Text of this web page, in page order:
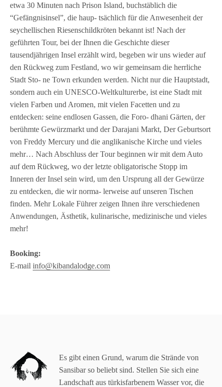
etwa 30 Minuten nach Prison Island, buchstäblich die
“Gefängnisinsel”, die haup- tsächlich für die Anwesenheit der
seychellischen Riesenschildkröten bekannt ist! Nach der
geführten Tour, bei der Ihnen die Geschichte dieser
tausendjährigen Insel erzählt wird, begeben wir uns wieder auf
den Rückweg zum Festland, wo wir gemeinsam die herrliche
Stadt Sto- ne Town erkunden werden. Nicht nur die Hauptstadt,
sondern auch ein UNESCO-Weltkulturerbe, ist eine Stadt mit
vielen Farben und Aromen, mit vielen Facetten und zu
entdecken: seine endlosen Gassen, die Foro- dhani Gärten, der
berühmte Gewürzmarkt und der Darajani Markt, Der Geburtsort
von Freddy Mercury und die anglikanische Kirche und vieles
mehr… Nach Abschluss der Tour beginnen wir mit dem Auto
auf dem Rückweg, wo der letzte obligatorische Stopp im
Inneren der Insel sein wird, um den Ursprung all der Gewürze
zu entdecken, die wir norma- lerweise auf unseren Tischen
finden. Mehr Lokale Führer zeigen Ihnen ihre verschiedenen
Anwendungen, Ästhetik, kulinarische, medizinische und vieles
mehr!
Booking:
E-mail info@kibandalodge.com
Es gibt einen Grund, warum die Strände von
Sansibar so beliebt sind. Stellen Sie sich eine
Landschaft aus türkisfarbenem Wasser vor, die